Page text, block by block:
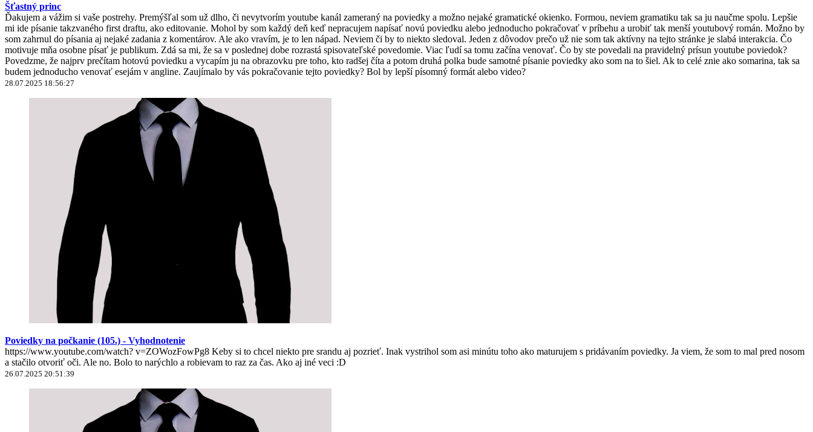
Šťastný princ
Ďakujem a vážim si vaše postrehy. Premýšľal som už dlho, či nevytvorím youtube kanál zameraný na poviedky a možno nejaké gramatické okienko. Formou, neviem gramatiku tak sa ju naučme spolu. Lepšie
mi ide písanie takzvaného first draftu, ako editovanie. Mohol by som každý deň keď nepracujem napísať novú poviedku alebo jednoducho pokračovať v príbehu a urobiť tak menší youtubový román. Možno by
som zahrnul do písania aj nejaké zadania z komentárov. Ale ako vravím, je to len nápad. Neviem či by to niekto sledoval. Jeden z dôvodov prečo už nie som tak aktívny na tejto stránke je slabá interakcia. Čo
motivuje mňa osobne písať je publikum. Zdá sa mi, že sa v poslednej dobe rozrastá spisovateľské povedomie. Viac ľudí sa tomu začína venovať. Čo by ste povedali na pravidelný prísun youtube poviedok?
Povedzme, že najprv prečítam hotovú poviedku a vycapím ju na obrazovku pre toho, kto radšej číta a potom druhá polka bude samotné písanie poviedky ako som na to šiel. Ak to celé znie ako somarina, tak sa
budem jednoducho venovať esejám v angline. Zaujímalo by vás pokračovanie tejto poviedky? Bol by lepší písomný formát alebo video?
28.07.2025 18:56:27
Poviedky na počkanie (105.) - Vyhodnotenie
https://www.youtube.com/watch? v=ZOWozFowPg8 Keby si to chcel niekto pre srandu aj pozrieť. Inak vystrihol som asi minútu toho ako maturujem s pridávaním poviedky. Ja viem, že som to mal pred nosom
a stačilo otvoriť oči. Ale no. Bolo to narýchlo a robievam to raz za čas. Ako aj iné veci :D
26.07.2025 20:51:39